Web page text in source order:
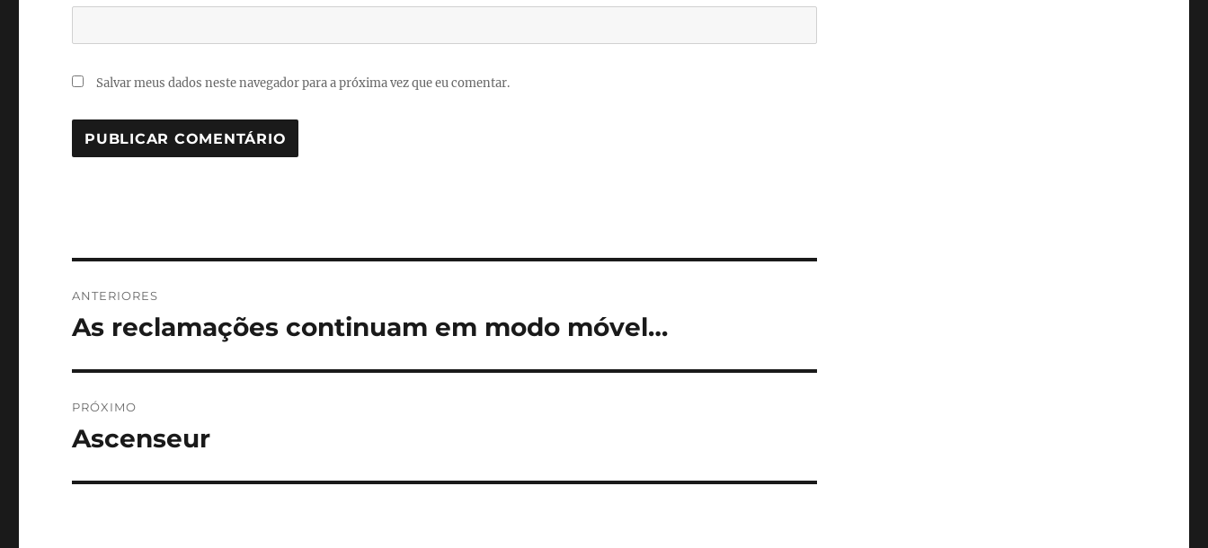
Salvar meus dados neste navegador para a próxima vez que eu comentar.
de
ANTERIORES
Post
As reclamações continuam em modo móvel…
PRÓXIMO
Próximo
Ascenseur